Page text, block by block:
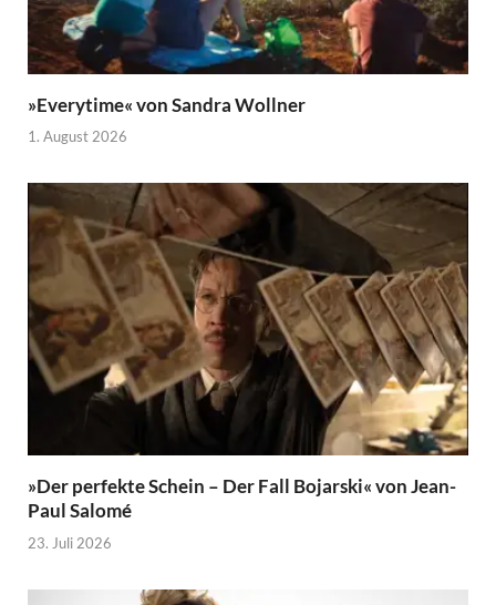
»Everytime« von Sandra Wollner
1. August 2026
»Der perfekte Schein – Der Fall Bojarski« von Jean-
Paul Salomé
23. Juli 2026